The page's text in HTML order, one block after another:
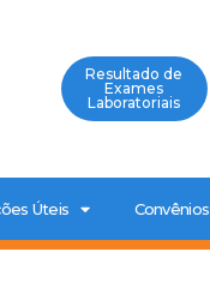
Resultado de
Exames
Laboratoriais
Úteis Convênios